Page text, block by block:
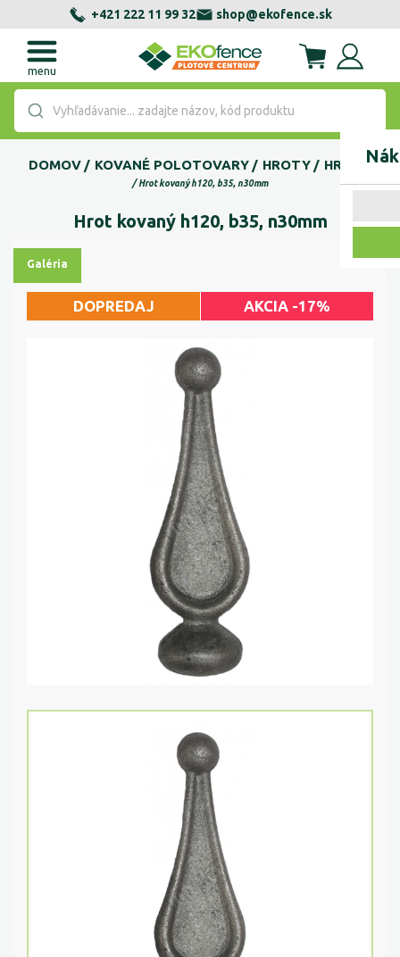
+421 222 11 99 32 shop@ekofence.sk
menu
Vyhľadávanie... zadajte názov, kód produktu
DOMOV KOVANÉ POLOTOVARY HROTY HROTY
Hrot kovaný h120, b35, n30mm
Hrot kovaný h120, b35, n30mm
Galéria
DOPREDAJ AKCIA -17%